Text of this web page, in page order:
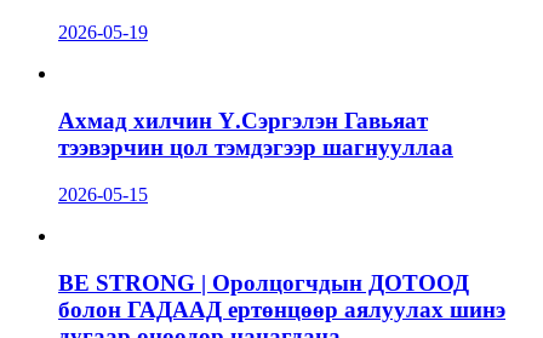
2026-05-19
Ахмад хилчин Ү.Сэргэлэн Гавьяат
тээвэрчин цол тэмдэгээр шагнууллаа
2026-05-15
BE STRONG | Оролцогчдын ДОТООД
болон ГАДААД ертөнцөөр аялуулах шинэ